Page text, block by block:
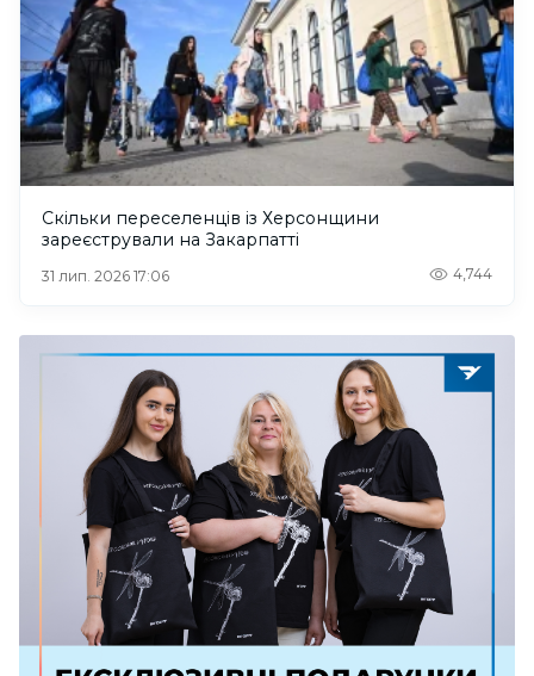
Скільки переселенців із Херсонщини
зареєстрували на Закарпатті
31 лип. 2026 17:06 4,744